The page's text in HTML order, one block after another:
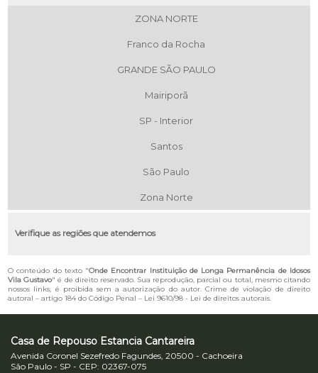
ZONA NORTE
Franco da Rocha
GRANDE SÃO PAULO
Mairiporã
SP - Interior
Santos
São Paulo
Zona Norte
Verifique as regiões que atendemos
O conteúdo do texto "Onde Encontrar Instituição de Longa Permanência de Idosos
Vila Gustavo" é de direito reservado. Sua reprodução, parcial ou total, mesmo citando
nossos links, é proibida sem a autorização do autor. Crime de violação de direito
autoral – artigo 184 do Código Penal – Lei 9610/98 - Lei de direitos autorais.
Casa de Repouso Estancia Cantareira
Avenida Coronel Sezefredo Fagundes, 20500 - Cachoeira
São Paulo - SP - CEP: 02367-075